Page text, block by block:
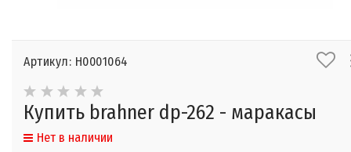
Артикул: Н0001064
Купить brahner dp-262 - маракасы
Нет в наличии